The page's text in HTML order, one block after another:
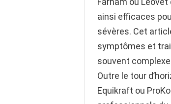
ainsi efficaces
sévères. Cet
symptômes et
souvent
Outre le tour
Equikraft ou